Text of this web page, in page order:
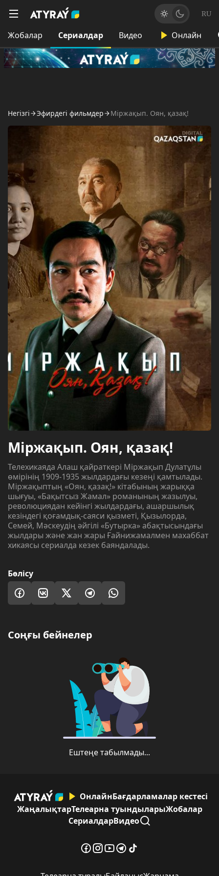
RU
Жобалар Сериалдар Видео Онлайн
Негізгі Эфирдегі фильмдер Міржақып. Оян, қазақ!
Міржақып. Оян, қазақ!
Телехикаяда Алаш қайраткері Міржақып Дулатұлы
өмірінің 1909-1935 жылдардағы кезеңі қамтылады.
Міржақыптың «Оян, қазақ!» кітабының жарыққа
шығуы, «Бақытсыз Жамал» романының жазылуы,
революциядан кейінгі жылдардағы, ашаршылық
кезіндегі қоғамдық-саяси қызметі, Қызылорда,
Семей, Мәскеудің әйгілі «Бутырка» абақтысындағы
жылдары және жан жары Ғайнижамалмен махаббат
хикаясы сериалда кезек баяндалады.
Бөлісу
Соңғы бейнелер
Ештеңе табылмады...
ОнлайнБағдарламалар кестесі
ЖаңалықтарТелеарна туындыларыЖобалар
СериалдарВидео